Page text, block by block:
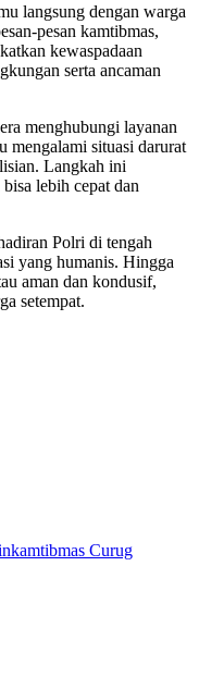
langsung dengan warga
pesan kamtibmas,
kewaspadaan
serta ancaman
menghubungi layanan
mengalami situasi darurat
Langkah ini
lebih cepat dan
Polri di tengah
yang humanis. Hingga
aman dan kondusif,
setempat.
Curug